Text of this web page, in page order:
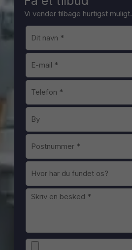
Vi vender tilbage hurtigst muligt.